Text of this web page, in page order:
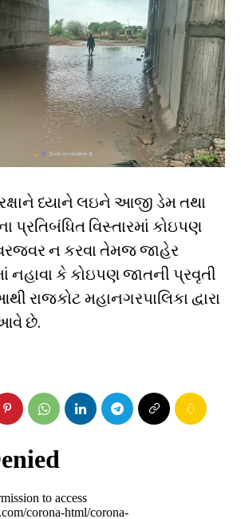
ધ્યાને લઇને આજી ડેમ તથા
વિસ્તારમાં કોઇપણ
ન કરવા તેમજ જાહેર
નહાવા કે કોઇપણ જાતની પ્રવૃતી
રાજકોટ મહાનગરપાલિકા દ્વારા
છે.